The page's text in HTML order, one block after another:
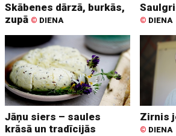
Skābenes dārzā, burkās,
zupā © DIENA © DIENA
Jāņu siers – saules
krāsā un tradīcijās
Zirnis
© DIENA